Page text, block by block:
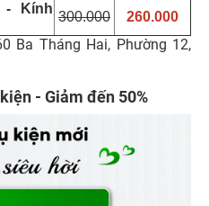
- Kính
300.000 260.000
Ba Tháng Hai, Phường 12,
- Giảm đến 50%